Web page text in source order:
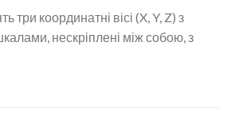
три координатні вісі (X, Y, Z) з
нескріплені між собою, з